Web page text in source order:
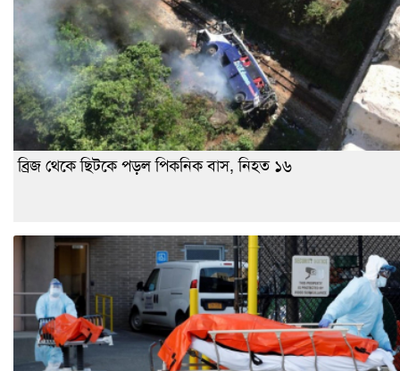
ব্রিজ থেকে ছিটকে পড়ল পিকনিক বাস, নিহত ১৬